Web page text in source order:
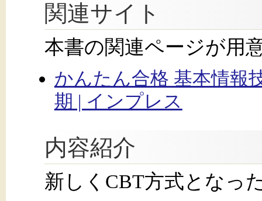
関連サイト
本書の関連ページが用
かんたん合格 基本情報
期 | インプレス
内容紹介
新しくCBT方式となっ